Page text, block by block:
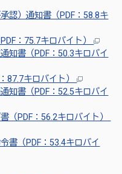
認）通知書（PDF：58.8キ
：75.7キロバイト）
知書（PDF：50.3キロバイ
87.7キロバイト）
知書（PDF：52.5キロバイ
（PDF：56.2キロバイト）
書（PDF：53.4キロバイ